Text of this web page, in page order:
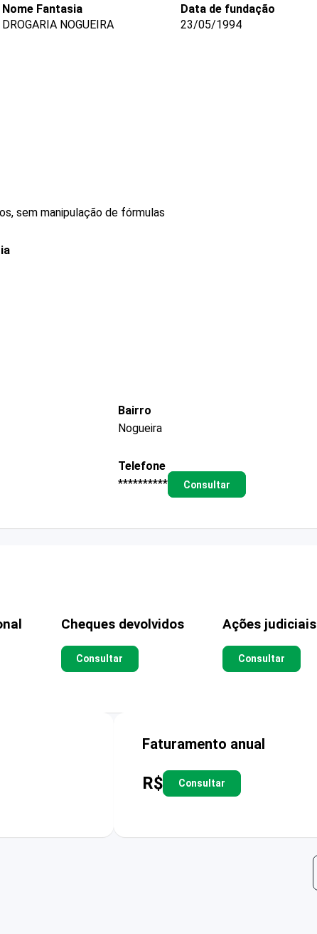
Nome Fantasia
DROGARIA NOGUEIRA
Data de fundação
23/05/1994
sem manipulação de fórmulas
Bairro
Nogueira
Telefone
**********
Consultar
Cheques devolvidos
Consultar
Ações judiciais
Consultar
Faturamento anual
R$ Consultar